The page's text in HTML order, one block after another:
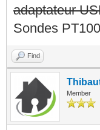
adaptateur
Sondes
Find
Member